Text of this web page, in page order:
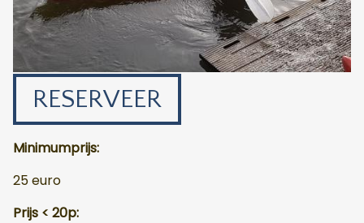
RESERVEER
Minimumprijs:
25 euro
Prijs < 20p: